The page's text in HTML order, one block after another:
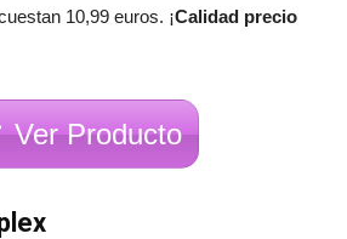
10,99 euros. ¡Calidad precio
Ver Producto